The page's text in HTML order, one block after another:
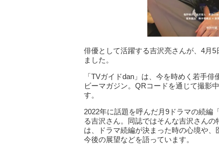
俳優として活躍する吉沢亮さんが、4月
ました。
「TVガイドdan」は、今を時めく若手
ビーマガジン。QRコードを通じて撮影
す。
2022年に話題を呼んだ月9ドラマの続編
る吉沢さん。同誌ではそんな吉沢さん
は、ドラマ続編が決まった時の心境や
今後の展望などを語っています。